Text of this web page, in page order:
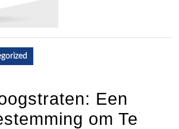
Een
om Te